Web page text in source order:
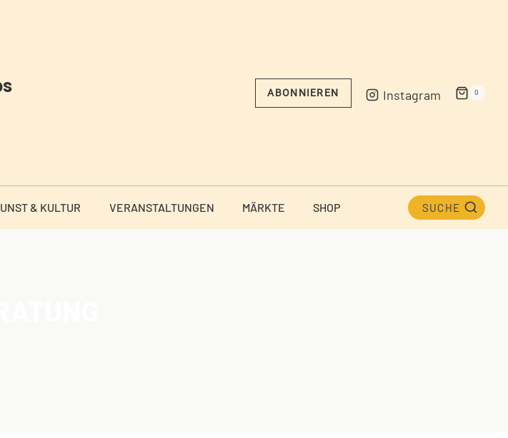
ABONNIEREN Instagram 0
& KULTUR VERANSTALTUNGEN MÄRKTE SHOP SUCHE